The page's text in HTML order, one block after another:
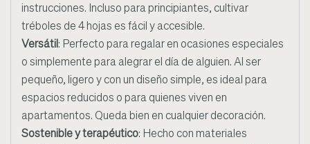
instrucciones. Incluso para principiantes, cultivar
tréboles de 4 hojas es fácil y accesible.
Versátil : Perfecto para regalar en ocasiones especiales
o simplemente para alegrar el día de alguien. Al ser
pequeño, ligero y con un diseño simple, es ideal para
espacios reducidos o para quienes viven en
apartamentos. Queda bien en cualquier decoración.
Sostenible y terapéutico: Hecho con materiales